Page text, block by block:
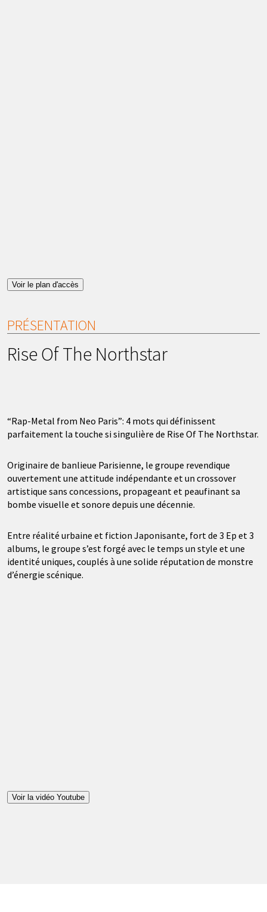
Voir le plan d'accès
PRÉSENTATION
Rise Of The Northstar
“Rap-Metal from Neo Paris”: 4 mots qui définissent
parfaitement la touche si singulière de Rise Of The Northstar.
Originaire de banlieue Parisienne, le groupe revendique
ouvertement une attitude indépendante et un crossover
artistique sans concessions, propageant et peaufinant sa
bombe visuelle et sonore depuis une décennie.
Entre réalité urbaine et fiction Japonisante, fort de 3 Ep et 3
albums, le groupe s’est forgé avec le temps un style et une
identité uniques, couplés à une solide réputation de monstre
d’énergie scénique.
Voir la vidéo Youtube